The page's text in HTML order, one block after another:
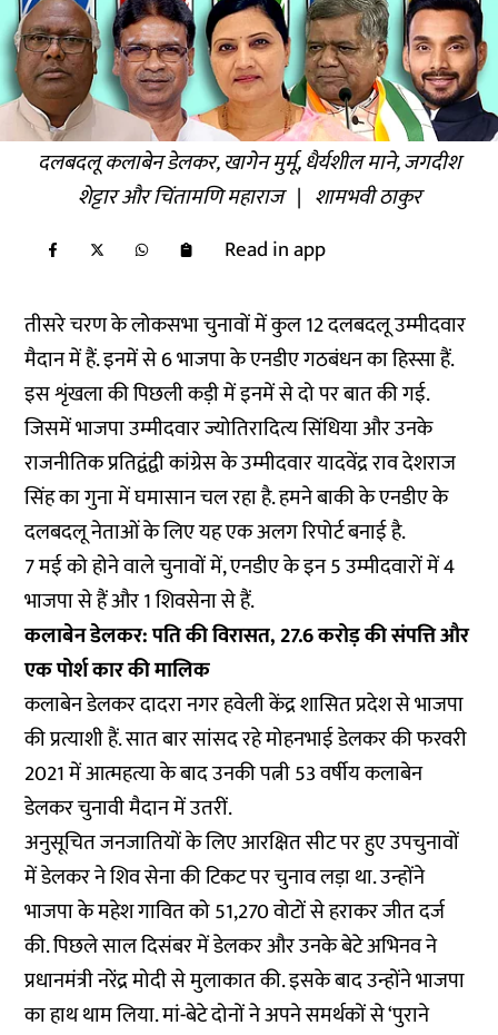
दलबदलू कलाबेन डेलकर, खागेन मुर्मू, धैर्यशील माने, जगदीश
शेट्टार और चिंतामणि महाराज | शामभवी ठाकुर
Read in app
तीसरे चरण के लोकसभा चुनावों में कुल 12 दलबदलू उम्मीदवार
मैदान में हैं. इनमें से 6 भाजपा के एनडीए गठबंधन का हिस्सा हैं.
इस शृंखला की पिछली कड़ी में इनमें से दो पर बात की गई.
जिसमें भाजपा उम्मीदवार ज्योतिरादित्य सिंधिया और उनके
राजनीतिक प्रतिद्वंद्वी कांग्रेस के उम्मीदवार यादवेंद्र राव देशराज
सिंह का गुना में घमासान चल रहा है. हमने बाकी के एनडीए के
दलबदलू नेताओं के लिए यह एक अलग रिपोर्ट बनाई है.
7 मई को होने वाले चुनावों में, एनडीए के इन 5 उम्मीदवारों में 4
भाजपा से हैं और 1 शिवसेना से हैं.
कलाबेन डेलकर: पति की विरासत, 27.6 करोड़ की संपत्ति और
एक पोर्श कार की मालिक
कलाबेन डेलकर दादरा नगर हवेली केंद्र शासित प्रदेश से भाजपा
की प्रत्याशी हैं. सात बार सांसद रहे मोहनभाई डेलकर की फरवरी
2021 में आत्महत्या के बाद उनकी पत्नी 53 वर्षीय कलाबेन
डेलकर चुनावी मैदान में उतरीं.
अनुसूचित जनजातियों के लिए आरक्षित सीट पर हुए उपचुनावों
में डेलकर ने शिव सेना की टिकट पर चुनाव लड़ा था. उन्होंने
भाजपा के महेश गावित को 51,270 वोटों से हराकर जीत दर्ज
की. पिछले साल दिसंबर में डेलकर और उनके बेटे अभिनव ने
प्रधानमंत्री नरेंद्र मोदी से मुलाकात की. इसके बाद उन्होंने भाजपा
का हाथ थाम लिया. मां-बेटे दोनों ने अपने समर्थकों से ‘पुराने